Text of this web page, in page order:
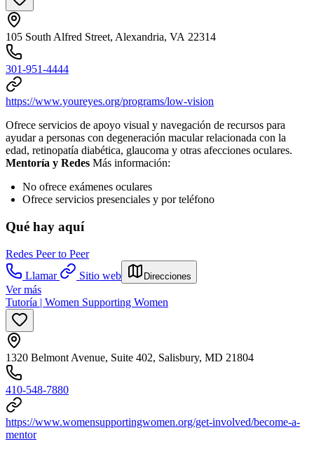
105 South Alfred Street, Alexandria, VA 22314
301-951-4444
https://www.youreyes.org/programs/low-vision
Ofrece servicios de apoyo visual y navegación de recursos para
ayudar a personas con degeneración macular relacionada con la
edad, retinopatía diabética, glaucoma y otras afecciones oculares.
Mentoría y Redes Más información:
No ofrece exámenes oculares
Ofrece servicios presenciales y por teléfono
Qué hay aquí
Redes Peer to Peer
Llamar
Sitio web Direcciones
Ver más
Tutoría | Women Supporting Women
1320 Belmont Avenue, Suite 402, Salisbury, MD 21804
410-548-7880
https://www.womensupportingwomen.org/get-involved/become-a-
mentor